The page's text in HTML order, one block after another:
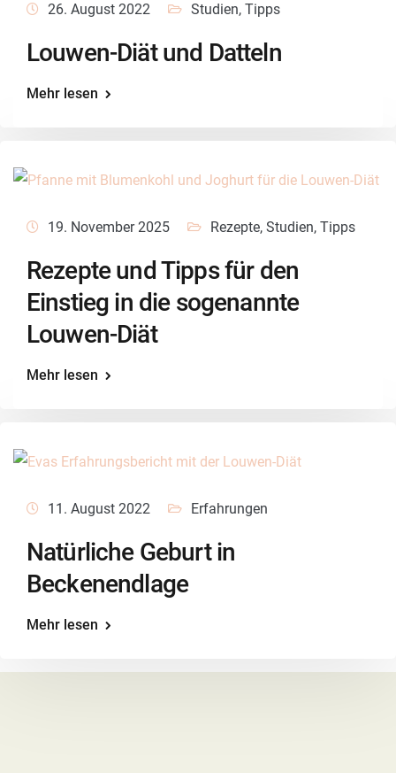
26. August 2022 Studien, Tipps
Louwen-Diät und Datteln
Mehr lesen
19. November 2025 Rezepte, Studien, Tipps
Rezepte und Tipps für den
Einstieg in die sogenannte
Louwen-Diät
Mehr lesen
11. August 2022 Erfahrungen
Natürliche Geburt in
Beckenendlage
Mehr lesen